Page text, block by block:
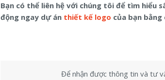
Bạn có thể liên hệ với chúng tôi để tìm hiểu
động ngay dự án thiết kế logo của bạn
Để nhận được thông tin và tư